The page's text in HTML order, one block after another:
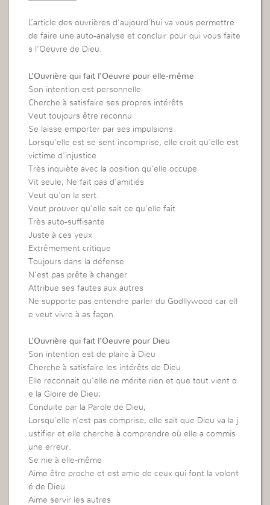
L’article des ouvrières d’aujourd’hui va vous permettre
de faire une auto-analyse et concluir pour qui vous faite
s l’Oeuvre de Dieu.
L’Ouvrière qui fait l’Oeuvre pour elle-même
Son intention est personnelle
Cherche à satisfaire ses propres intérêts
Veut toujours être reconnu
Se laisse emporter par ses impulsions
Lorsqu’elle est se sent incomprise, elle croit qu’elle est
victime d’injustice
Très inquiète avec la position qu’elle occupe
Vit seule; Ne fait pas d’amitiés
Veut qu’on la sert.
Veut prouver qu’elle sait ce qu’elle fait
Très auto-suffisante
Juste à ces yeux
Extrêmement critique
Toujours dans la défense
N’est pas prête à changer
Attribue ses fautes aux autres
Ne supporte pas entendre parler du Godllywood car ell
e veut vivre à as façon.
L’Ouvrière qui fait l’Oeuvre pour Dieu
Son intention est de plaire à Dieu
Cherche à satisfaire les intérêts de Dieu
Elle reconnait qu’elle ne mérite rien et que tout vient d
e la Gloire de Dieu;
Conduite par la Parole de Dieu;
Lorsqu’elle n’est pas comprise, elle sait que Dieu va la j
ustifier et elle cherche à comprendre où elle a commis
une erreur.
Se nie à elle-même
Aime être proche et est amie de ceux qui font la volont
é de Dieu
Aime servir les autres